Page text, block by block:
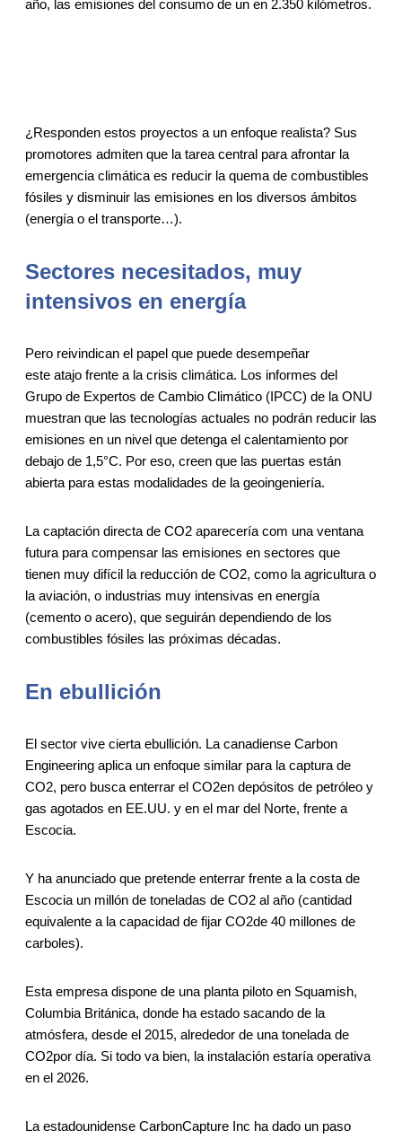
año, las emisiones del consumo de un en 2.350 kilómetros.
¿Responden estos proyectos a un enfoque realista? Sus
promotores admiten que la tarea central para afrontar la
emergencia climática es reducir la quema de combustibles
fósiles y disminuir las emisiones en los diversos ámbitos
(energía o el transporte…).
Sectores necesitados, muy
intensivos en energía
Pero reivindican el papel que puede desempeñar
este atajo frente a la crisis climática. Los informes del
Grupo de Expertos de Cambio Climático (IPCC) de la ONU
muestran que las tecnologías actuales no podrán reducir las
emisiones en un nivel que detenga el calentamiento por
debajo de 1,5°C. Por eso, creen que las puertas están
abierta para estas modalidades de la geoingeniería.
La captación directa de CO2 aparecería com una ventana
futura para compensar las emisiones en sectores que
tienen muy difícil la reducción de CO2, como la agricultura o
la aviación, o industrias muy intensivas en energía
(cemento o acero), que seguirán dependiendo de los
combustibles fósiles las próximas décadas.
En ebullición
El sector vive cierta ebullición. La canadiense Carbon
Engineering aplica un enfoque similar para la captura de
CO2, pero busca enterrar el CO2en depósitos de petróleo y
gas agotados en EE.UU. y en el mar del Norte, frente a
Escocia.
Y ha anunciado que pretende enterrar frente a la costa de
Escocia un millón de toneladas de CO2 al año (cantidad
equivalente a la capacidad de fijar CO2de 40 millones de
carboles).
Esta empresa dispone de una planta piloto en Squamish,
Columbia Británica, donde ha estado sacando de la
atmósfera, desde el 2015, alrededor de una tonelada de
CO2por día. Si todo va bien, la instalación estaría operativa
en el 2026.
La estadounidense CarbonCapture Inc ha dado un paso